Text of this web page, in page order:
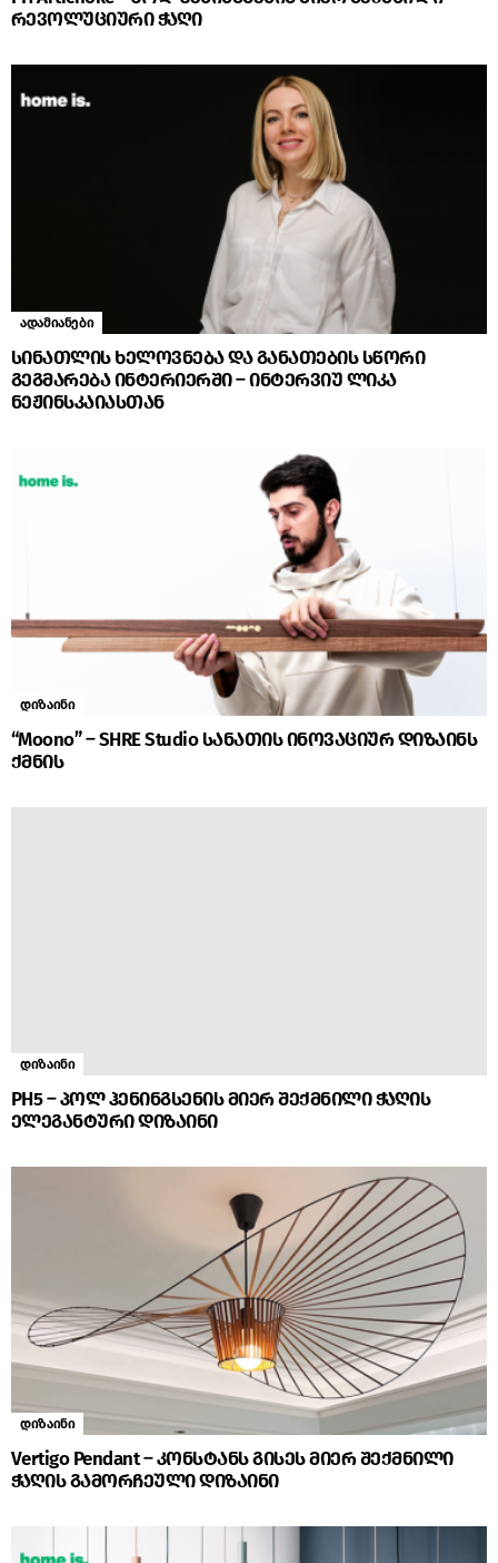
რევოლუციური ჭაღი
ადამიანები
სინათლის ხელოვნება და განათების სწორი
გეგმარება ინტერიერში – ინტერვიუ ლიკა
ნეჟინსკაიასთან
დიზაინი
“Moono” – SHRE Studio სანათის ინოვაციურ დიზაინს
ქმნის
დიზაინი
PH5 – პოლ ჰენინგსენის მიერ შექმნილი ჭაღის
ელეგანტური დიზაინი
დიზაინი
Vertigo Pendant – კონსტანს გისეს მიერ შექმნილი
ჭაღის გამორჩეული დიზაინი